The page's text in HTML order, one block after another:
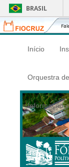
BRASIL
Fiocruz
Início
Orquestra
Informação